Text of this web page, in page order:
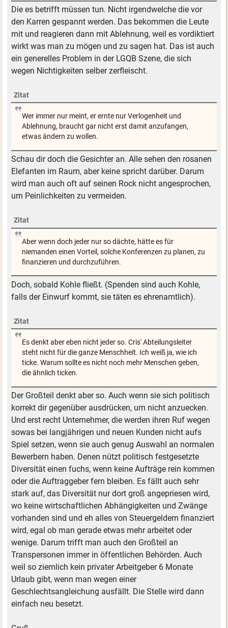
Die es betrifft müssen tun. Nicht irgendwelche die vor
den Karren gespannt werden. Das bekommen die Leute
mit und reagieren dann mit Ablehnung, weil es vordiktiert
wirkt was man zu mögen und zu sagen hat. Das ist auch
ein generelles Problem in der LGQB Szene, die sich
wegen Nichtigkeiten selber zerfleischt.
Zitat
Wer immer nur meint, er ernte nur Verlogenheit und
Ablehnung, braucht gar nicht erst damit anzufangen,
etwas ändern zu wollen.
Schau dir doch die Gesichter an. Alle sehen den rosanen
Elefanten im Raum, aber keine spricht darüber. Darum
wird man auch oft auf seinen Rock nicht angesprochen,
um Peinlichkeiten zu vermeiden.
Zitat
Aber wenn doch jeder nur so dächte, hätte es für
niemanden einen Vorteil, solche Konferenzen zu planen, zu
finanzieren und durchzuführen.
Doch, sobald Kohle fließt. (Spenden sind auch Kohle,
falls der Einwurf kommt, sie täten es ehrenamtlich).
Zitat
Es denkt aber eben nicht jeder so. Cris' Abteilungsleiter
steht nicht für die ganze Menschheit. Ich weiß ja, wie ich
ticke. Warum sollte es nicht noch mehr Menschen geben,
die ähnlich ticken.
Der Großteil denkt aber so. Auch wenn sie sich politisch
korrekt dir gegenüber ausdrücken, um nicht anzuecken.
Und erst recht Unternehmer, die werden ihren Ruf wegen
sowas bei langjährigen und neuen Kunden nicht aufs
Spiel setzen, wenn sie auch genug Auswahl an normalen
Bewerbern haben. Denen nützt politisch festgesetzte
Diversität einen fuchs, wenn keine Aufträge rein kommen
oder die Auftraggeber fern bleiben. Es fällt auch sehr
stark auf, das Diversität nur dort groß angepriesen wird,
wo keine wirtschaftlichen Abhängigkeiten und Zwänge
vorhanden sind und eh alles von Steuergeldern finanziert
wird, egal ob man gerade etwas mehr arbeitet oder
wenige. Darum trifft man auch den Großteil an
Transpersonen immer in öffentlichen Behörden. Auch
weil so ziemlich kein privater Arbeitgeber 6 Monate
Urlaub gibt, wenn man wegen einer
Geschlechtsangleichung ausfällt. Die Stelle wird dann
einfach neu besetzt.